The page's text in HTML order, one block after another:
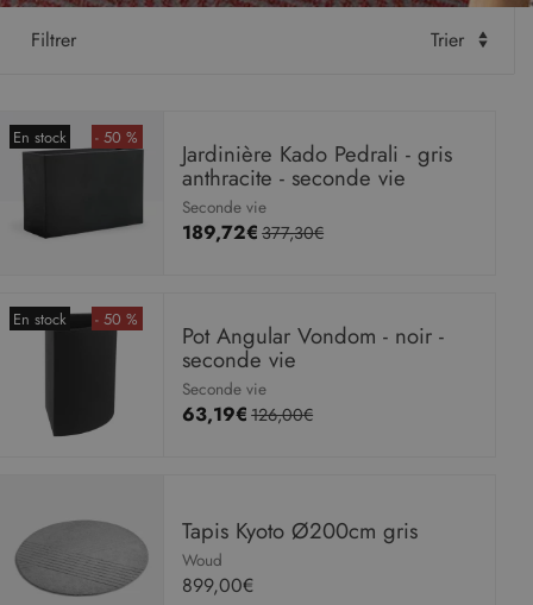
Filtrer Trier
En stock - 50 %
Jardinière Kado Pedrali - gris
anthracite - seconde vie
Seconde vie
189,72€ 377,30€
En stock - 50 %
Pot Angular Vondom - noir -
seconde vie
Seconde vie
63,19€ 126,00€
Tapis Kyoto Ø200cm gris
Woud
899,00€